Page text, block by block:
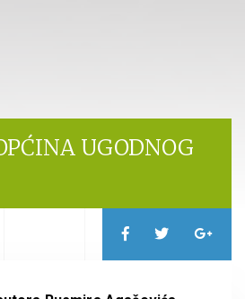
UGODNOG